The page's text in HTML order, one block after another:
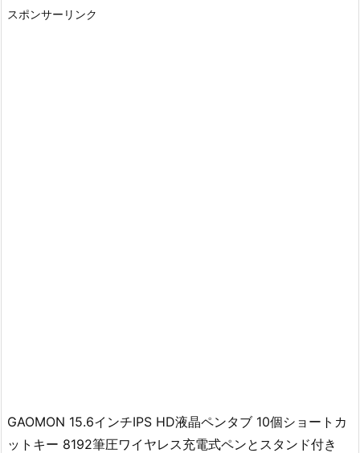
スポンサーリンク
GAOMON 15.6インチIPS HD液晶ペンタブ 10個ショートカ
ットキー 8192筆圧ワイヤレス充電式ペンとスタンド付き